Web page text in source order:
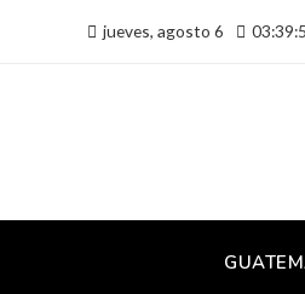
jueves, agosto 6